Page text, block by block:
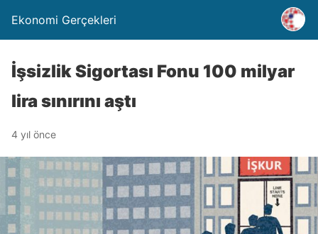
Ekonomi Gerçekleri
İşsizlik Sigortası Fonu 100 milyar
lira sınırını aştı
4 yıl önce